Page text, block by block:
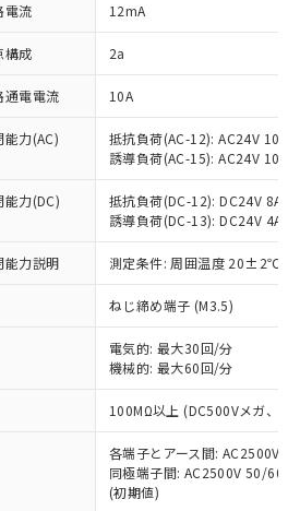
電流 12mA
構成 2a
通電電流 10A
能力(AC)
抵抗負荷(AC-12): AC24V 10A/
誘導負荷(AC-15): AC24V
能力(DC)
抵抗負荷(DC-12): DC24V 8A/
誘導負荷(DC-13): DC24V 4A/
能力説明 測定条件: 周囲温度 20±2℃、
ねじ締め端子 (M3.5)
電気的: 最大30回/分
機械的: 最大60回/分
100MΩ以上 (DC500Vメガ、点
各端子とアース間: AC2500V
同極端子間: AC2500V 50/
(初期値)
件
読みいただき、同意のうえ
。
スは、当社制御機器事業取扱
社在庫状況および標準価格
供させていただくもので
機器事業取扱商品の中には、
スの対象外となる商品もある
了承ください。
および標準価格照会結果は、
いる更新日時点での社内デー
き作成されるものであり、閲
時点での実際の在庫および標
は異なる場合があることをご
EU RoHS指令（10物質）の
た製品が提供可能な商品で
RoHS指令（10物質）の非含
品に切り替える予定のある
EU RoHS指令（10物質）の
の商品で、対応品を出す予
。
EU RoHS指令（10物質）の
況を調査中または確認中の
センス料など無形物で、有
係のない商品です。
により、非含有部品として
有品と判明した場合などや
ることがあります。
1000ppm以下、ポリ臭化ビフェニル
下、ポリ臭化ジフェニルエーテル類
質材料含有率が中国RoHSの
ることを示します。
質材料含有率が中国RoHSの
いることを示します。
です。当社販売部門へお問
の基準値 (GB/T26572)：
Hg(水銀) : 1000ppm、 Cd(カドミウ
: 1000ppm、 PBBs(ポリ臭化ビフェ
これら貴社製品のうち、外国
び外国貿易法に定める商品
制貨物等」という）を輸出
外への提供する場合は、日本
輸出許可(または役務取引許
するなどの必要な手続きを